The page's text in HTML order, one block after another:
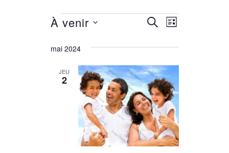
Évènements
Recherche
de
vues
RECHERCHE
LISTE
À venir
une
mai 2024
JEU
2